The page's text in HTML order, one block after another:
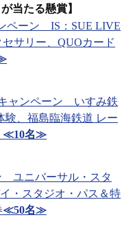
当たる懸賞】
ペーン IS：SUE LIVE
サリー、QUOカード
キャンペーン いすみ鉄
験、福島臨海鉄道 レー
≪10名≫
ユニバーサル・スタ
・スタジオ・パス＆特
≪50名≫